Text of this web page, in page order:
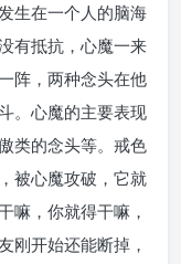
生在一个人的脑海
有抵抗，心魔一来
阵，两种念头在他
。心魔的主要表现
类的念头等。戒色
被心魔攻破，它就
嘛，你就得干嘛，
刚开始还能断掉，